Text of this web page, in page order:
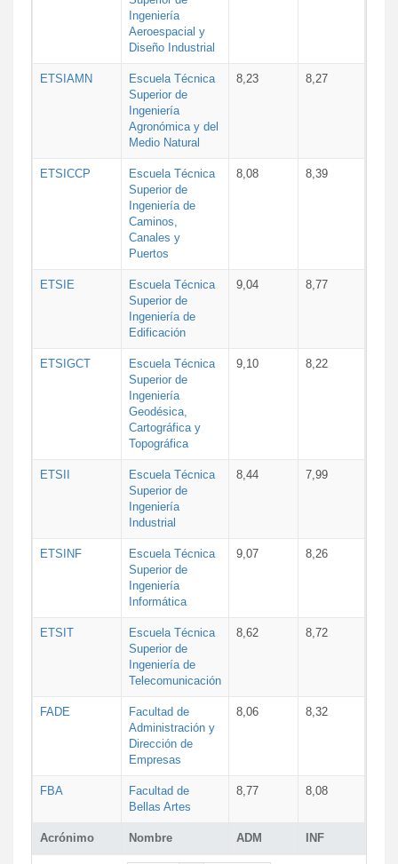
Acrónimo Nombre ADM INF
Ingeniería
Aeroespacial y
Diseño Industrial
ETSIAMN
Escuela Técnica
Superior de
Ingeniería
Agronómica y del
Medio Natural
8,23 8,27
ETSICCP
Escuela Técnica
Superior de
Ingeniería de
Caminos,
Canales y
Puertos
8,08 8,39
ETSIE
Escuela Técnica
Superior de
Ingeniería de
Edificación
9,04 8,77
ETSIGCT
Escuela Técnica
Superior de
Ingeniería
Geodésica,
Cartográfica y
Topográfica
9,10 8,22
ETSII
Escuela Técnica
Superior de
Ingeniería
Industrial
8,44 7,99
ETSINF
Escuela Técnica
Superior de
Ingeniería
Informática
9,07 8,26
ETSIT
Escuela Técnica
Superior de
Ingeniería de
Telecomunicación
8,62 8,72
FADE
Facultad de
Administración y
Dirección de
Empresas
8,06 8,32
FBA
Facultad de
Bellas Artes
8,77 8,08